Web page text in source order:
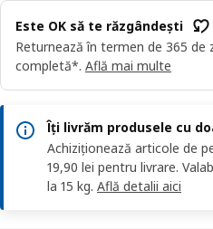
Este OK să te răzgândești
Returnează în termen de 365 de
completă*. Află mai multe
Îți livrăm produsele cu
Achiziționează articole de
19,90 lei pentru livrare.
la 15 kg. Află detalii aici